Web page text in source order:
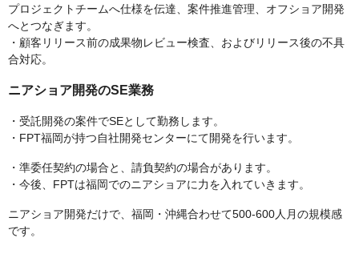
プロジェクトチームへ仕様を伝達、案件推進管理、オフショア開発
へとつなぎます。
・顧客リリース前の成果物レビュー検査、およびリリース後の不具
合対応。
ニアショア開発のSE業務
・受託開発の案件でSEとして勤務します。
・FPT福岡が持つ自社開発センターにて開発を行います。
・準委任契約の場合と、請負契約の場合があります。
・今後、FPTは福岡でのニアショアに力を入れていきます。
ニアショア開発だけで、福岡・沖縄合わせて500-600人月の規模感
です。